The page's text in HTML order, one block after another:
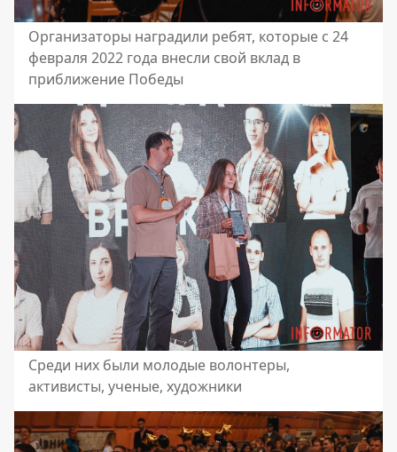
Организаторы наградили ребят, которые с 24
февраля 2022 года внесли свой вклад в
приближение Победы
Среди них были молодые волонтеры,
активисты, ученые, художники